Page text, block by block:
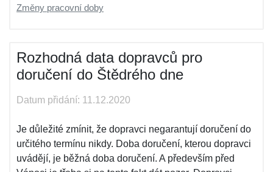
Změny pracovní doby
Rozhodná data dopravců pro
doručení do Štědrého dne
Datum přidání: 11.12.2020
Je důležité zmínit, že dopravci negarantují doručení do
určitého termínu nikdy. Doba doručení, kterou dopravci
uvádějí, je běžná doba doručení. A především před